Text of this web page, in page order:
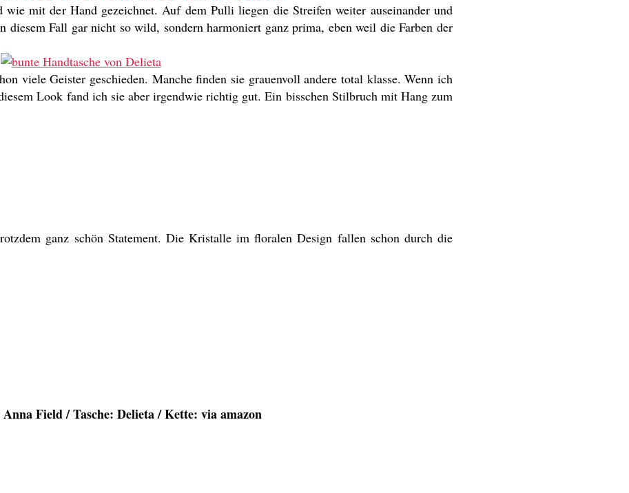
mit der Hand gezeichnet. Auf dem Pulli liegen die Streifen weiter auseinander und
Fall gar nicht so wild, sondern harmoniert ganz prima, eben weil die Farben der
viele Geister geschieden. Manche finden sie grauenvoll andere total klasse. Wenn ich
Look fand ich sie aber irgendwie richtig gut. Ein bisschen Stilbruch mit Hang zum
ganz schön Statement. Die Kristalle im floralen Design fallen schon durch die
Field / Tasche: Delieta / Kette: via amazon